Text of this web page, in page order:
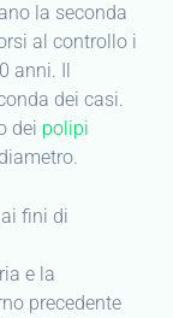
la seconda
al controllo i
Il
dei casi.
dei polipi
fini di
e la
precedente